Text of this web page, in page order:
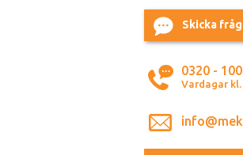
Skicka
0320 -
Vardagar kl.